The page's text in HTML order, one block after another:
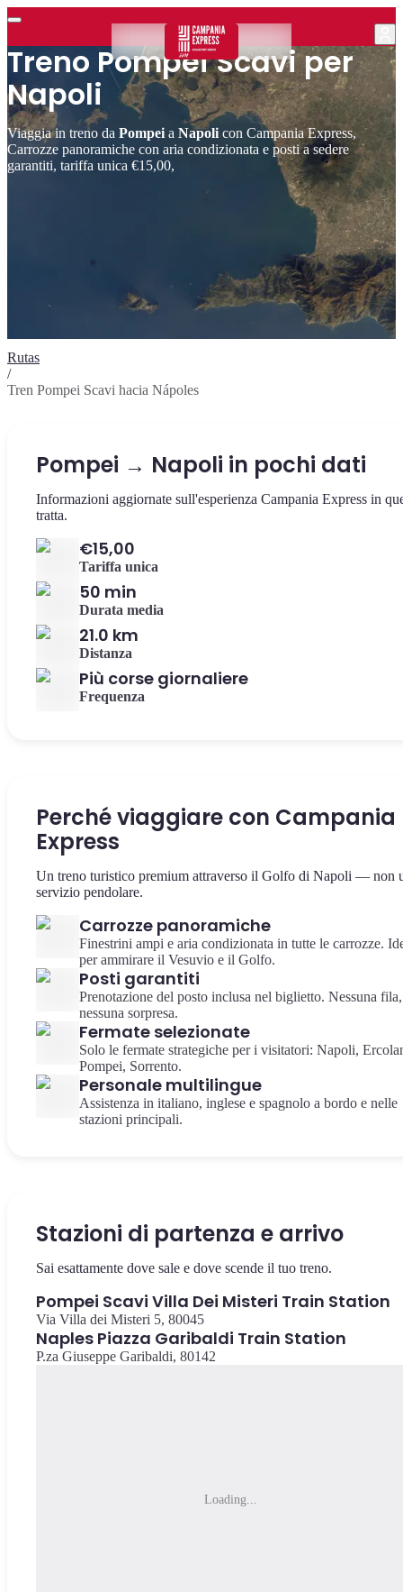
Treno Pompei Scavi per
Napoli
Viaggia in treno da Pompei a Napoli con Campania Express,
Carrozze panoramiche con aria condizionata e posti a sedere
garantiti, tariffa unica €15,00,
Rutas
/
Tren Pompei Scavi hacia Nápoles
Pompei → Napoli in pochi dati
Informazioni aggiornate sull'esperienza Campania Express in
tratta.
€15,00
Tariffa unica
50 min
Durata media
21.0 km
Distanza
Più corse giornaliere
Frequenza
Perché viaggiare con Campania
Express
Un treno turistico premium attraverso il Golfo di Napoli — non
servizio pendolare.
Carrozze panoramiche
Finestrini ampi e aria condizionata in tutte le carrozze.
per ammirare il Vesuvio e il Golfo.
Posti garantiti
Prenotazione del posto inclusa nel biglietto. Nessuna fila,
nessuna sorpresa.
Fermate selezionate
Solo le fermate strategiche per i visitatori: Napoli,
Pompei, Sorrento.
Personale multilingue
Assistenza in italiano, inglese e spagnolo a bordo e nelle
stazioni principali.
Stazioni di partenza e arrivo
Sai esattamente dove sale e dove scende il tuo treno.
Pompei Scavi Villa Dei Misteri Train Station
Via Villa dei Misteri 5, 80045
Naples Piazza Garibaldi Train Station
P.za Giuseppe Garibaldi, 80142
Loading...